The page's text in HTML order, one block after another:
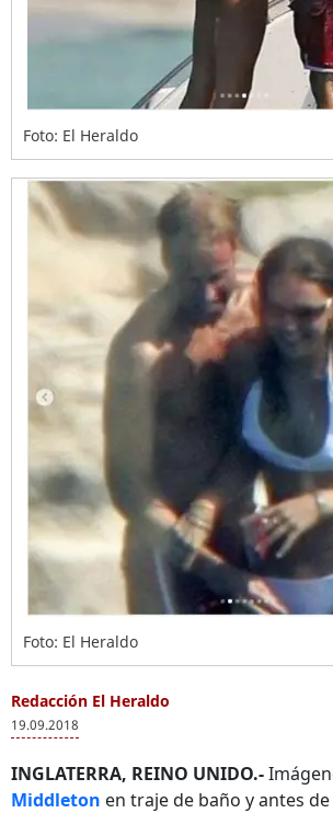
Foto: El Heraldo
Foto: El Heraldo
Redacción El Heraldo
19.09.2018
INGLATERRA, REINO UNIDO.-
Middleton en traje de baño y antes